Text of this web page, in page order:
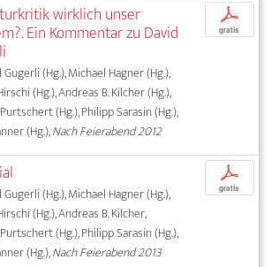
wirklich unser
Ein Kommentar zu David
Gugerli (Hg.), Michael Hagner (Hg.),
(Hg.), Andreas B. Kilcher (Hg.),
(Hg.), Philipp Sarasin (Hg.),
(Hg.),Nach Feierabend 2012
p
gratis
Gugerli (Hg.), Michael Hagner (Hg.),
(Hg.), Andreas B. Kilcher,
(Hg.), Philipp Sarasin (Hg.),
(Hg.),Nach Feierabend 2013
p
gratis